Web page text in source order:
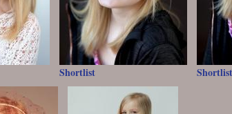
Shortlist Shortlist